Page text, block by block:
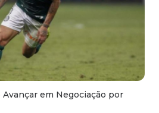
em Negociação por